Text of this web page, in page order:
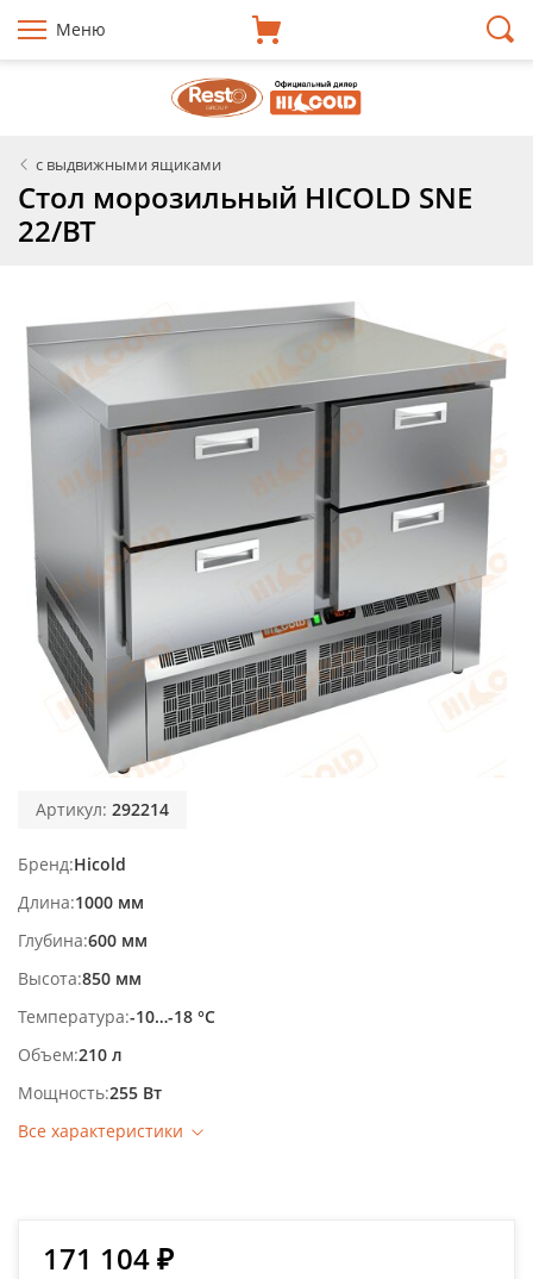
Меню
с выдвижными ящиками
Стол морозильный HICOLD SNE
22/BT
Артикул: 292214
Бренд Hicold
Длина 1000 мм
Глубина 600 мм
Высота 850 мм
Температура -10…-18 °С
Объем 210 л
Мощность 255 Вт
Все характеристики
171 104 ₽